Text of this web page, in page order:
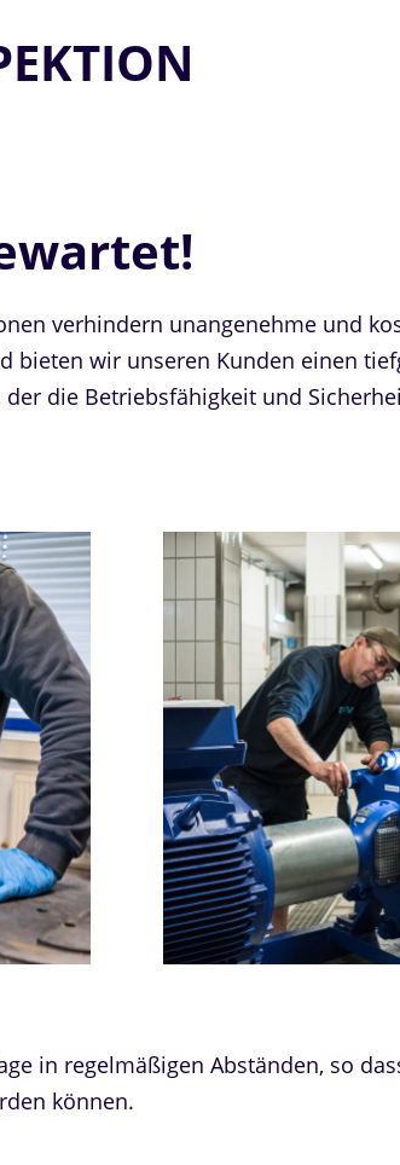
verhindern unangenehme und
bieten wir unseren Kunden einen
die Betriebsfähigkeit und
in regelmäßigen Abständen, so
können.